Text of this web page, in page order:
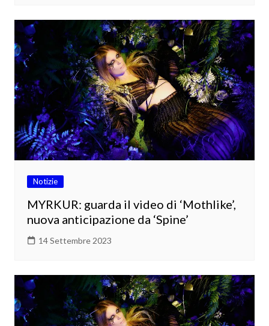
Notizie
MYRKUR: guarda il video di ‘Mothlike’,
nuova anticipazione da ‘Spine’
14 Settembre 2023